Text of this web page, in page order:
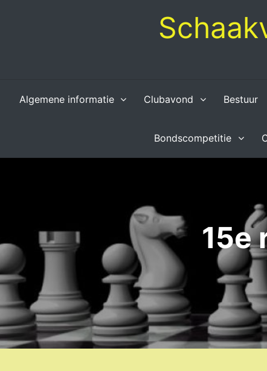
Algemene informatie Clubavond Bestuur
Bondscompetitie
15e